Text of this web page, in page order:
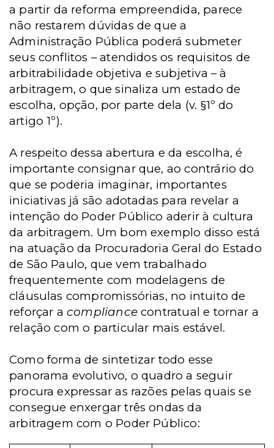
a partir da reforma empreendida, parece
não restarem dúvidas de que a
Administração Pública poderá submeter
seus conflitos – atendidos os requisitos de
arbitrabilidade objetiva e subjetiva – à
arbitragem, o que sinaliza um estado de
escolha, opção, por parte dela (v. §1º do
artigo 1º).
A respeito dessa abertura e da escolha, é
importante consignar que, ao contrário do
que se poderia imaginar, importantes
iniciativas já são adotadas para revelar a
intenção do Poder Público aderir à cultura
da arbitragem. Um bom exemplo disso está
na atuação da Procuradoria Geral do Estado
de São Paulo, que vem trabalhado
frequentemente com modelagens de
cláusulas compromissórias, no intuito de
reforçar acompliancecontratual e tornar a
relação com o particular mais estável.
Como forma de sintetizar todo esse
panorama evolutivo, o quadro a seguir
procura expressar as razões pelas quais se
consegue enxergar três ondas da
arbitragem com o Poder Público: